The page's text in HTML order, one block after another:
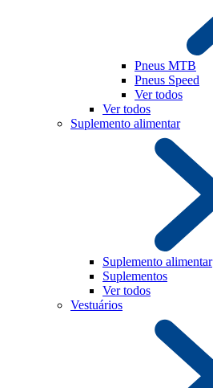
Pneus MTB
Pneus Speed
Ver todos
Ver todos
Suplemento alimentar
Suplemento alimentar
Suplementos
Ver todos
Vestuários